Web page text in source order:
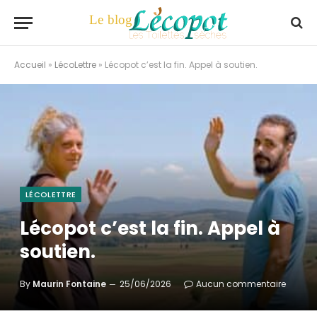
Accueil » LécoLettre » Lécopot c’est la fin. Appel à soutien.
LÉCOLETTRE
Lécopot c’est la fin. Appel à
soutien.
By Maurin Fontaine 25/06/2026 Aucun commentaire